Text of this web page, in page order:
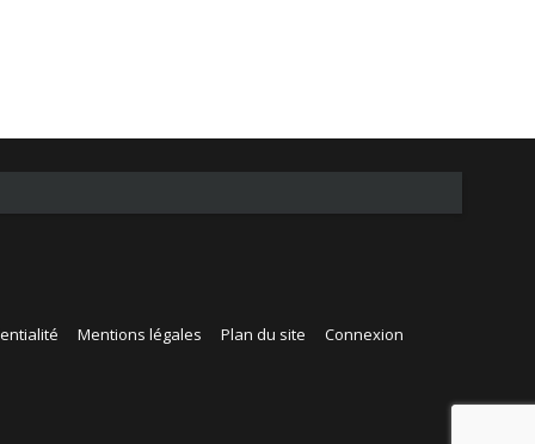
Mentions légales Plan du site Connexion